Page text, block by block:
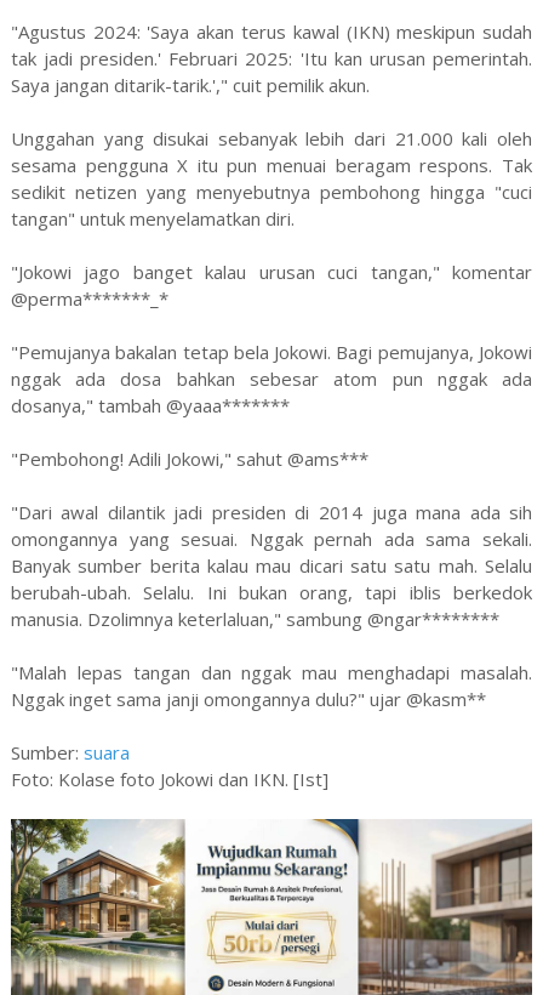
"Agustus 2024: 'Saya akan terus kawal (IKN) meskipun sudah
tak jadi presiden.' Februari 2025: 'Itu kan urusan pemerintah.
Saya jangan ditarik-tarik.'," cuit pemilik akun.
Unggahan yang disukai sebanyak lebih dari 21.000 kali oleh
sesama pengguna X itu pun menuai beragam respons. Tak
sedikit netizen yang menyebutnya pembohong hingga "cuci
tangan" untuk menyelamatkan diri.
"Jokowi jago banget kalau urusan cuci tangan," komentar
@perma*******_*
"Pemujanya bakalan tetap bela Jokowi. Bagi pemujanya, Jokowi
nggak ada dosa bahkan sebesar atom pun nggak ada
dosanya," tambah @yaaa*******
"Pembohong! Adili Jokowi," sahut @ams***
"Dari awal dilantik jadi presiden di 2014 juga mana ada sih
omongannya yang sesuai. Nggak pernah ada sama sekali.
Banyak sumber berita kalau mau dicari satu satu mah. Selalu
berubah-ubah. Selalu. Ini bukan orang, tapi iblis berkedok
manusia. Dzolimnya keterlaluan," sambung @ngar********
"Malah lepas tangan dan nggak mau menghadapi masalah.
Nggak inget sama janji omongannya dulu?" ujar @kasm**
Sumber: suara
Foto: Kolase foto Jokowi dan IKN. [Ist]